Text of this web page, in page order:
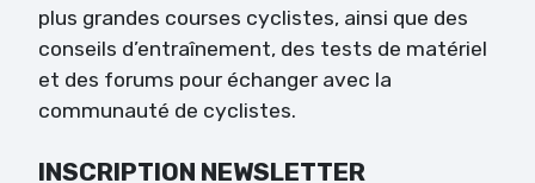
plus grandes courses cyclistes, ainsi que des
conseils d’entraînement, des tests de matériel
et des forums pour échanger avec la
communauté de cyclistes.
INSCRIPTION NEWSLETTER